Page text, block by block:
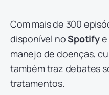
Com mais de 300
disponível noSpotify
manejo de doenças,
também traz debates
tratamentos.